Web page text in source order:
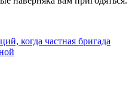
когда частная бригада